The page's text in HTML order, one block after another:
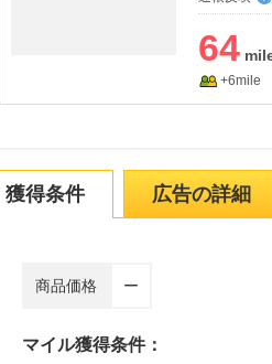
64
+6mile
獲得条件 広告の詳細
商品価格 ー
マイル獲得条件：